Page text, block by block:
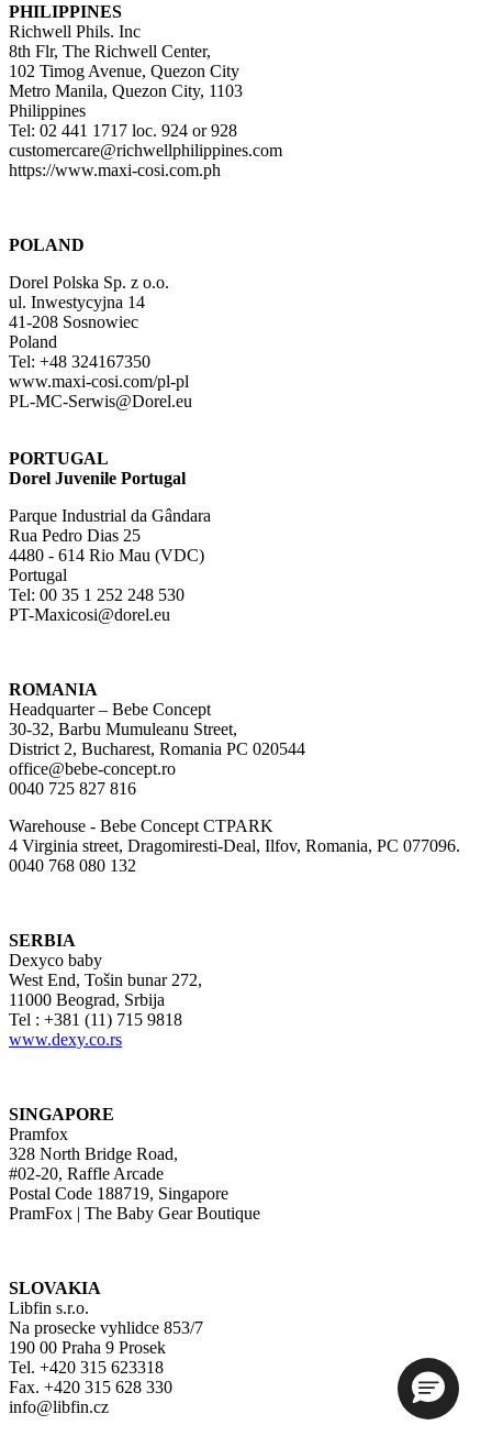
PHILIPPINES
Richwell Phils. Inc
8th Flr, The Richwell Center,
102 Timog Avenue, Quezon City
Metro Manila, Quezon City, 1103
Philippines
Tel: 02 441 1717 loc. 924 or 928
customercare@richwellphilippines.com
https://www.maxi-cosi.com.ph
POLAND
Dorel Polska Sp. z o.o.
ul. Inwestycyjna 14
41-208 Sosnowiec
Poland
Tel: +48 324167350
www.maxi-cosi.com/pl-pl
PL-MC-Serwis@Dorel.eu
PORTUGAL
Dorel Juvenile Portugal
Parque Industrial da Gândara
Rua Pedro Dias 25
4480 - 614 Rio Mau (VDC)
Portugal
Tel: 00 35 1 252 248 530
PT-Maxicosi@dorel.eu
ROMANIA
Headquarter – Bebe Concept
30-32, Barbu Mumuleanu Street,
District 2, Bucharest, Romania PC 020544
office@bebe-concept.ro
0040 725 827 816
Warehouse - Bebe Concept CTPARK
4 Virginia street, Dragomiresti-Deal, Ilfov, Romania, PC 077096.
0040 768 080 132
SERBIA
Dexyco baby
West End, Tošin bunar 272,
11000 Beograd, Srbija
Tel : +381 (11) 715 9818
www.dexy.co.rs
SINGAPORE
Pramfox
328 North Bridge Road,
#02-20, Raffle Arcade
Postal Code 188719, Singapore
PramFox | The Baby Gear Boutique
SLOVAKIA
Libfin s.r.o.
Na prosecke vyhlidce 853/7
190 00 Praha 9 Prosek
Tel. +420 315 623318
Fax. +420 315 628 330
info@libfin.cz